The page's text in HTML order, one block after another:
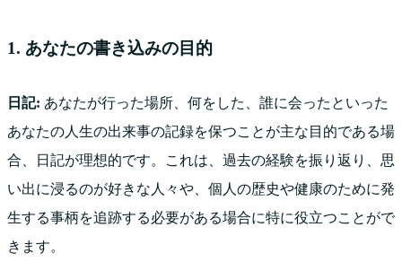
1. あなたの書き込みの目的
日記: あなたが行った場所、何をした、誰に会ったといった
あなたの人生の出来事の記録を保つことが主な目的である場
合、日記が理想的です。これは、過去の経験を振り返り、思
い出に浸るのが好きな人々や、個人の歴史や健康のために発
生する事柄を追跡する必要がある場合に特に役立つことがで
きます。